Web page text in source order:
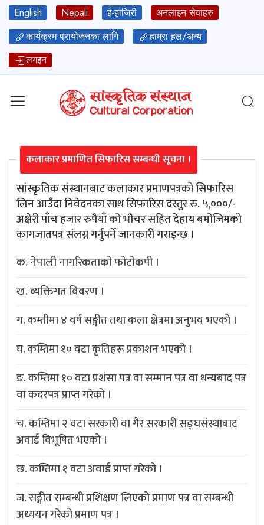
English Nepali ई-हाजिरी
अनलाइन सेवाहरु
कार्यक्रम प्रायोजनका लागि
हाम्रा हल/अन्य
लगइन
कलाकार प्रमाणित सिफारिस सम्बन्धी सूचना ।
सांस्कृतिक संस्थानबाट कलाकार प्रमाणपत्रको सिफारिस
लिन आउँदा निवेदनका साथ सिफारिस दस्तुर रु. ५,०००/-
अक्षेरी पाँच हजार रुपैयाँ को भौचर सहित देहाय बमोजिमको
कागजातपत्र संलग्न गर्नुपर्ने जानकारी गराइन्छ ।
क. नेपाली नागरिकताको फोटोकपी ।
ख. व्यक्तिगत विवरण ।
ग. कम्तीमा ४ वर्ष सङ्गीत तथा कला क्षेत्रमा अनुभव भएको ।
घ. कम्तिमा १० वटा कृतिहरू प्रकाशन भएको ।
ङ. कम्तिमा १० वटा प्रशंसा पत्र वा सम्मान पत्र वा धन्यबाद पत्र
वा कदरपत्र प्राप्त गरेको ।
च. कम्तिमा २ वटा सरकारी वा गैर सरकारी सङ्घसंस्थाबाट
अवार्ड विभूषित भएको ।
छ. कम्तिमा १ वटा अवार्ड प्राप्त गरेको ।
ज. सङ्गीत सम्बन्धी प्रशिक्षण लिएको प्रमाण पत्र वा सम्बन्धी
अध्ययन गरेको प्रमाण पत्र ।